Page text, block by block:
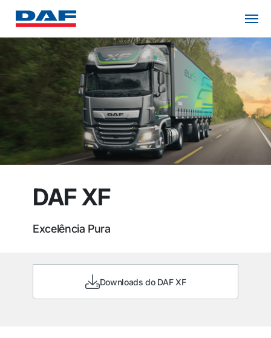
DAF XF
Excelência Pura
Downloads do DAF XF